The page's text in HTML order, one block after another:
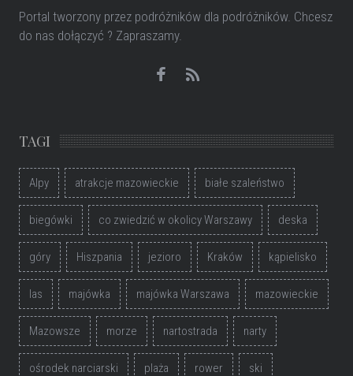
Portal tworzony przez podróżników dla podróżników. Chcesz
do nas dołączyć ? Zapraszamy.
TAGI
Alpy atrakcje mazowieckie białe szaleństwo
biegówki co zwiedzić w okolicy Warszawy deska
góry Hiszpania jezioro Kraków kąpielisko
las majówka majówka Warszawa mazowieckie
Mazowsze morze nartostrada narty
ośrodek narciarski plaża rower ski